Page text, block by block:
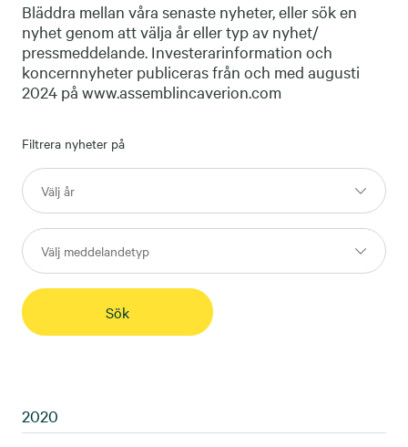
Bläddra mellan våra senaste nyheter, eller sök en
nyhet genom att välja år eller typ av nyhet/
pressmeddelande. Investerarinformation och
koncernnyheter publiceras från och med augusti
2024 på www.assemblincaverion.com
Filtrera nyheter på
2020